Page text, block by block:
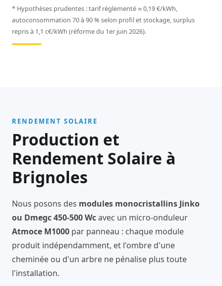
* Hypothèses prudentes : tarif réglementé ≈ 0,19 €/kWh,
autoconsommation 70 à 90 % selon profil et stockage, surplus
repris à 1,1 c€/kWh (réforme du 1er juin 2026).
RENDEMENT SOLAIRE
Production et
Rendement Solaire à
Brignoles
Nous posons des modules monocristallins Jinko
ou Dmegc 450-500 Wcavec un micro-onduleur
Atmoce M1000 par panneau : chaque module
produit indépendamment, et l'ombre d'une
cheminée ou d'un arbre ne pénalise plus toute
l'installation.